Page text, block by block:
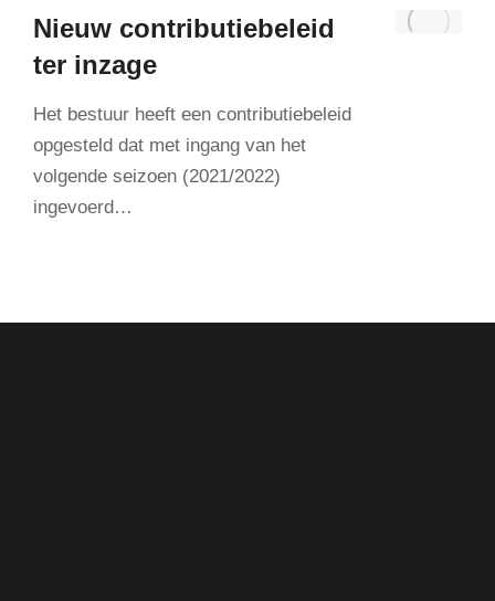
Nieuw contributiebeleid
ter inzage
Het bestuur heeft een contributiebeleid
opgesteld dat met ingang van het
volgende seizoen (2021/2022)
ingevoerd…